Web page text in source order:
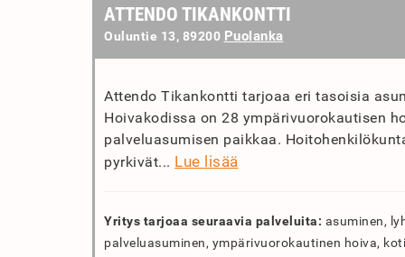
ATTENDO TIKANKONTTI
Ouluntie 13, 89200 Puolanka
Attendo Tikankontti tarjoaa eri tasoisia
Hoivakodissa on 28 ympärivuorokautisen
palveluasumisen paikkaa.
pyrkivät... Lue lisää
Yritys tarjoaa seuraavia palveluita: asuminen,
palveluasuminen, ympärivuorokautinen hoiva,